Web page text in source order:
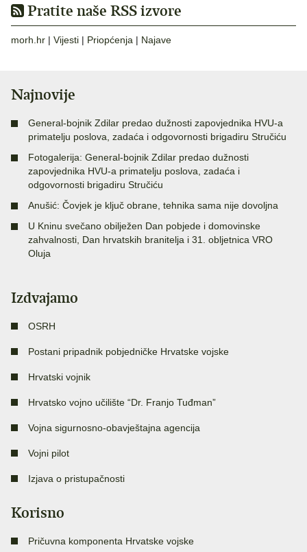
Pratite naše RSS izvore
morh.hr | Vijesti | Priopćenja | Najave
Najnovije
General-bojnik Zdilar predao dužnosti zapovjednika HVU-a
primatelju poslova, zadaća i odgovornosti brigadiru Stručiću
Fotogalerija: General-bojnik Zdilar predao dužnosti
zapovjednika HVU-a primatelju poslova, zadaća i
odgovornosti brigadiru Stručiću
Anušić: Čovjek je ključ obrane, tehnika sama nije dovoljna
U Kninu svečano obilježen Dan pobjede i domovinske
zahvalnosti, Dan hrvatskih branitelja i 31. obljetnica VRO
Oluja
Izdvajamo
OSRH
Postani pripadnik pobjedničke Hrvatske vojske
Hrvatski vojnik
Hrvatsko vojno učilište “Dr. Franjo Tuđman”
Vojna sigurnosno-obavještajna agencija
Vojni pilot
Izjava o pristupačnosti
Korisno
Pričuvna komponenta Hrvatske vojske